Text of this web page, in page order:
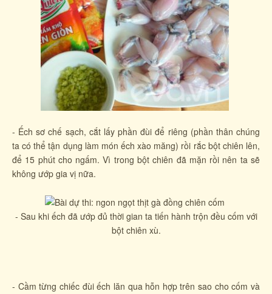
- Ếch sơ chế sạch, cắt lấy phần đùi để riêng (phần thân chúng
ta có thể tận dụng làm món ếch xào măng) rồi rắc bột chiên lên,
để 15 phút cho ngấm. Vì trong bột chiên đã mặn rồi nên ta sẽ
không ướp gia vị nữa.
- Sau khi ếch đã ướp đủ thời gian ta tiến hành trộn đều cốm với
bột chiên xù.
- Cầm từng chiếc đùi ếch lăn qua hỗn hợp trên sao cho cốm và